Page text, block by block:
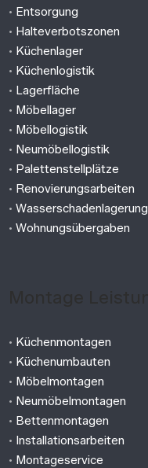
• Entsorgung
• Halteverbotszonen
• Küchenlager
• Küchenlogistik
• Lagerfläche
• Möbellager
• Möbellogistik
• Neumöbellogistik
• Palettenstellplätze
• Renovierungsarbeiten
•Wasserschadenlagerung
•Wohnungsübergaben
• Küchenmontagen
• Küchenumbauten
• Möbelmontagen
• Neumöbelmontagen
• Bettenmontagen
• Installationsarbeiten
• Montageservice